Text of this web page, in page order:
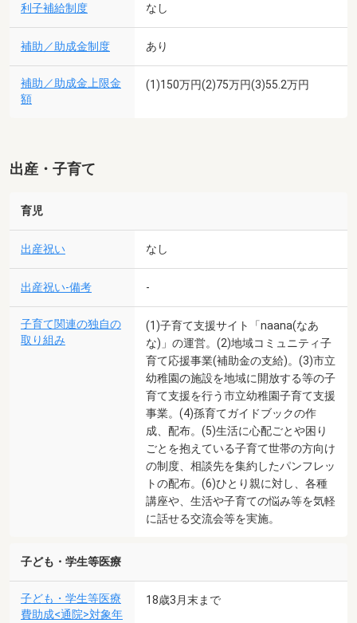
利子補給制度 なし
補助／助成金制度 あり
補助／助成金上限金
額
(1)150万円(2)75万円(3)55.2万円
出産・子育て
育児
出産祝い なし
出産祝い-備考 -
子育て関連の独自の
取り組み
(1)子育て支援サイト「naana(なあ
な)」の運営。(2)地域コミュニティ子
育て応援事業(補助金の支給)。(3)市立
幼稚園の施設を地域に開放する等の子
育て支援を行う市立幼稚園子育て支援
事業。(4)孫育てガイドブックの作
成、配布。(5)生活に心配ごとや困り
ごとを抱えている子育て世帯の方向け
の制度、相談先を集約したパンフレッ
トの配布。(6)ひとり親に対し、各種
講座や、生活や子育ての悩み等を気軽
に話せる交流会等を実施。
子ども・学生等医療
子ども・学生等医療
費助成<通院>対象年
18歳3月末まで